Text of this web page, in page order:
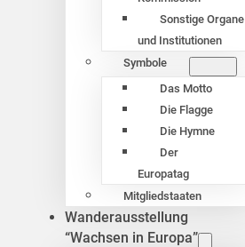
Sonstige Organe
und Institutionen
Symbole
Das Motto
Die Flagge
Die Hymne
Der
Europatag
Mitgliedstaaten
Wanderausstellung
“Wachsen in Europa”